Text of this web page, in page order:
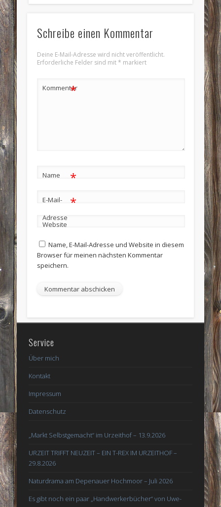
Schreibe einen Kommentar
Deine E-Mail-Adresse wird nicht veröffentlicht.
Erforderliche Felder sind mit* markiert
Kommentar
*
Name *
E-Mail-
Adresse
*
Website
Name, E-Mail-Adresse und Website in diesem
Browser für meinen nächsten Kommentar
speichern.
Service
Über mich
Kontakt
Impressum
Datenschutz
„Markt Selbstgemacht“ im Urzeithof – 13.9.2026
URZEIT TRIFFT NEUZEIT – EIN T-REX IM URZEITHOF –
29.8.2026
Naturdrama am Depenauer Hochmoor – Juli 2026
Es gibt noch ein paar „Handwerkerbücher“ von Uwe-